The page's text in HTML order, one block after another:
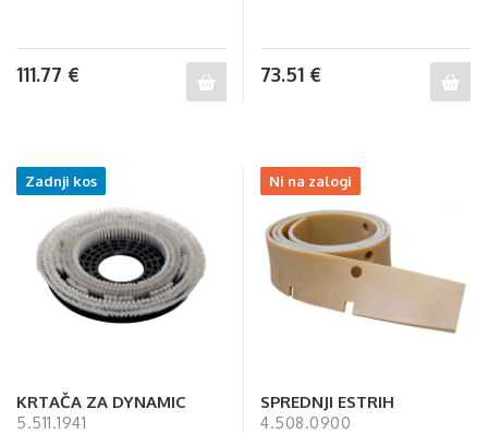
111.77 € 73.51 €
Zadnji kos
KRTAČA ZA DYNAMIC
5.511.1941
Ni na zalogi
SPREDNJI ESTRIH
4.508.0900